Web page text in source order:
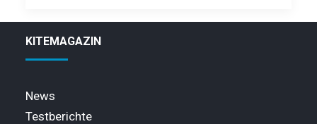
KITEMAGAZIN
News
Testberichte